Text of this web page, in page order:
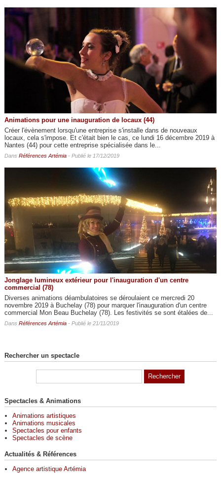
Animations pour une inauguration de locaux (44)
Créer l'évènement lorsqu'une entreprise s'installe dans de nouveaux
locaux, cela s'impose. Et c'était bien le cas, ce lundi 16 décembre 2019 à
Nantes (44) pour cette entreprise spécialisée dans le...
Dans Références Artémia- Publié le 17/12/2019
Jonglage lumineux extérieur pour l'inauguration d'un centre
commercial (78)
Diverses animations déambulatoires se déroulaient ce mercredi 20
novembre 2019 à Buchelay (78) pour marquer l'inauguration d'un centre
commercial Mon Beau Buchelay (78). Les festivités se sont étalées de...
Dans Références Artémia- Publié le 21/11/2019
Rechercher un spectacle
Spectacles & Animations
Animations artistiques
Animations musicales
Spectacles pour enfants
Spectacles de scène
Actualités & Références
Agence artistique Artémia